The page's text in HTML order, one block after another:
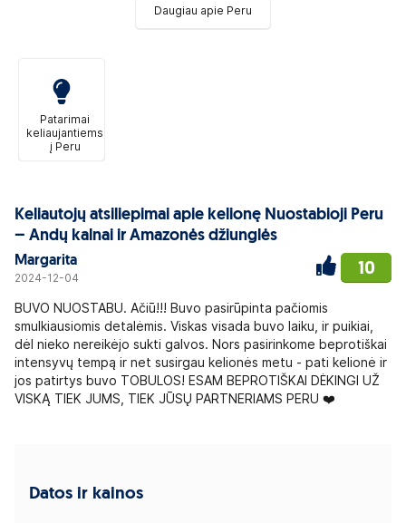
Daugiau apie Peru
Patarimai
keliaujantiems
į Peru
Keliautojų atsiliepimai apie kelionę Nuostabioji Peru
– Andų kalnai ir Amazonės džiunglės
Margarita
2024-12-04 10
BUVO NUOSTABU. Ačiū!!! Buvo pasirūpinta pačiomis
smulkiausiomis detalėmis. Viskas visada buvo laiku, ir puikiai,
dėl nieko nereikėjo sukti galvos. Nors pasirinkome beprotiškai
intensyvų tempą ir net susirgau kelionės metu - pati kelionė ir
jos patirtys buvo TOBULOS! ESAM BEPROTIŠKAI DĖKINGI UŽ
VISKĄ TIEK JUMS, TIEK JŪSŲ PARTNERIAMS PERU ❤️
Datos ir kainos